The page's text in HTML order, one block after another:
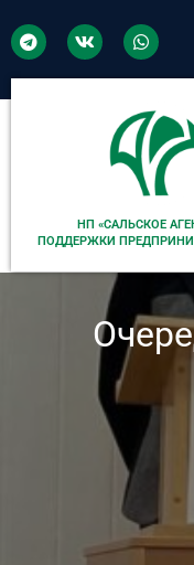
НП «САЛЬСКОЕ
ПОДДЕРЖКИ